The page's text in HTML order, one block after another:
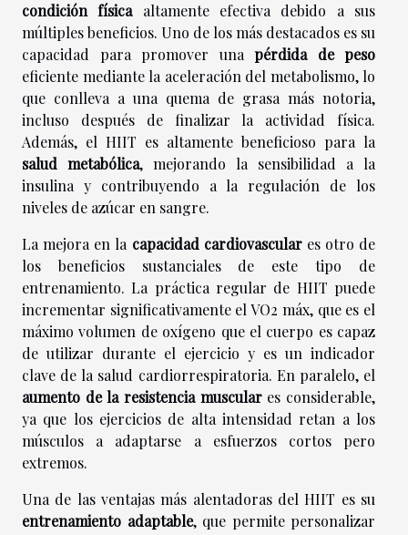
condición físicaaltamente efectiva debido a sus
múltiples beneficios. Uno de los más destacados es su
capacidad para promover una pérdida de peso
eficiente mediante la aceleración del metabolismo, lo
que conlleva a una quema de grasa más notoria,
incluso después de finalizar la actividad física.
Además, el HIIT es altamente beneficioso para la
salud metabólica, mejorando la sensibilidad a la
insulina y contribuyendo a la regulación de los
niveles de azúcar en sangre.
La mejora en la capacidad cardiovasculares otro de
los beneficios sustanciales de este tipo de
entrenamiento. La práctica regular de HIIT puede
incrementar significativamente el VO2 máx, que es el
máximo volumen de oxígeno que el cuerpo es capaz
de utilizar durante el ejercicio y es un indicador
clave de la salud cardiorrespiratoria. En paralelo, el
aumento de la resistencia musculares considerable,
ya que los ejercicios de alta intensidad retan a los
músculos a adaptarse a esfuerzos cortos pero
extremos.
Una de las ventajas más alentadoras del HIIT es su
entrenamiento adaptable, que permite personalizar